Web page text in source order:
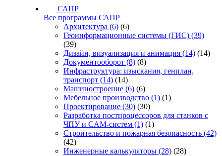
САПР
Все программы САПР
Архитектура (6) (6)
Геоинформационные системы (ГИС) (39)
(39)
Дизайн, визуализация и анимация (14) (14)
Документооборот (8) (8)
Инфраструктура: изыскания, генплан,
транспорт (14) (14)
Машиностроение (6) (6)
Мебельное производство (1) (1)
Проектирование (30) (30)
Разработка постпроцессоров для станков с
ЧПУ и CAM-систем (1) (1)
Строительство и пожарная безопасность (42)
(42)
Инженерные калькуляторы (28) (28)